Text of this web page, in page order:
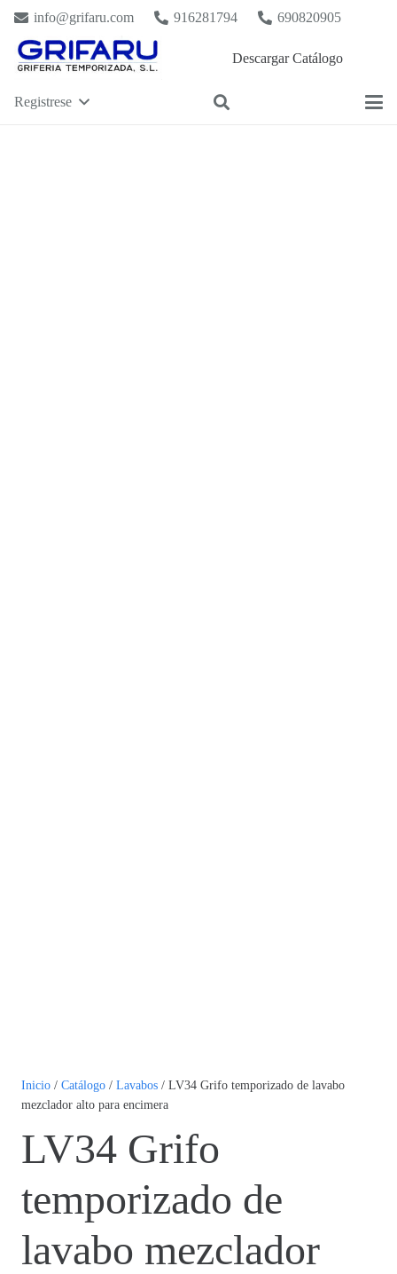
info@grifaru.com 916281794 690820905
Descargar Catálogo
Registrese
Inicio / Catálogo / Lavabos / LV34 Grifo temporizado de lavabo
mezclador alto para encimera
LV34 Grifo
temporizado de
lavabo mezclador